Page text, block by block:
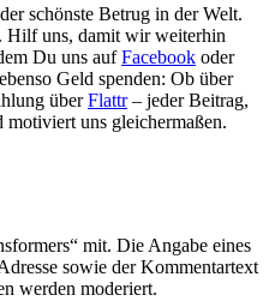
schönste Betrug in der Welt.
Hilf uns, damit wir weiterhin
Du uns aufFacebook oder
Geld spenden: Ob über
überFlattr– jeder Beitrag,
uns gleichermaßen.
mit. Die Angabe eines
sowie der Kommentartext
werden moderiert.